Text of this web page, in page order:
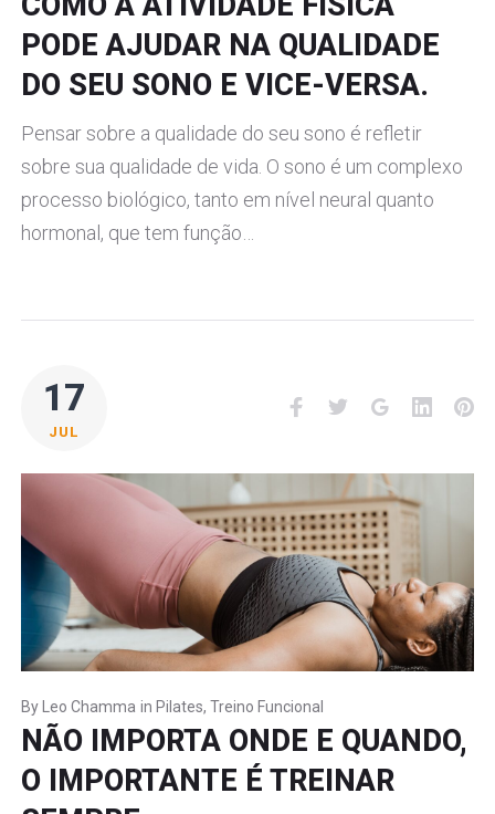
PODE AJUDAR NA QUALIDADE
DO SEU SONO E VICE-VERSA.
Pensar sobre a qualidade do seu sono é refletir
sobre sua qualidade de vida. O sono é um complexo
processo biológico, tanto em nível neural quanto
hormonal, que tem função…
17
JUL
Facebook
TwitterGoogle+
By Leo Chamma in Pilates,Treino Funcional
NÃO IMPORTA ONDE E QUANDO,
O IMPORTANTE É TREINAR